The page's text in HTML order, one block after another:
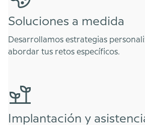
Soluciones a medida
Desarrollamos estrategias
abordar tus retos específicos.
Implantación y